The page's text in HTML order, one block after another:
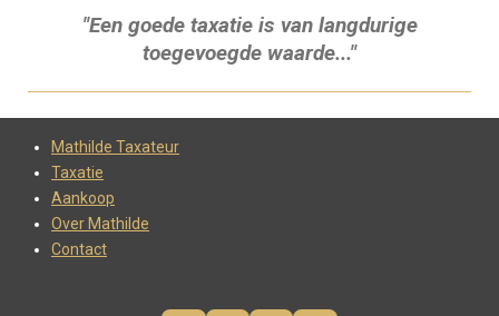
"Een goede taxatie is van langdurige
toegevoegde waarde..."
Mathilde Taxateur
Taxatie
Aankoop
Over Mathilde
Contact